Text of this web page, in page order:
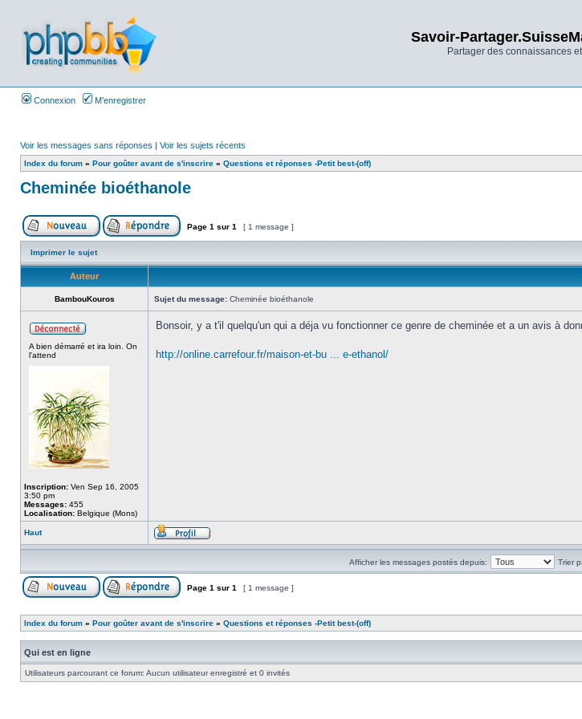
Savoir-
Partager des connaissances
Connexion M’enregistrer
Voir les messages sans réponses | Voir les sujets récents
Index du forum » Pour goûter avant de s'inscrire » Questions et réponses -Petit best-(off)
Cheminée bioéthanole
Page 1 sur 1 [ 1 message ]
Imprimer le sujet
Auteur
BambouKouros Sujet du message: Cheminée bioéthanole
A bien démarré et ira loin. On
l'attend
Inscription: Ven Sep 16, 2005
3:50 pm
Messages: 455
Localisation: Belgique (Mons)
Bonsoir, y a t'il quelqu'un qui a déja vu fonctionner ce genre de cheminée et a un avis à
http://online.carrefour.fr/maison-et-bu ... e-ethanol/
Haut
Afficher les messages postés depuis: Trier
Page 1 sur 1 [ 1 message ]
Index du forum » Pour goûter avant de s'inscrire » Questions et réponses -Petit best-(off)
Qui est en ligne
Utilisateurs parcourant ce forum: Aucun utilisateur enregistré et 0 invités